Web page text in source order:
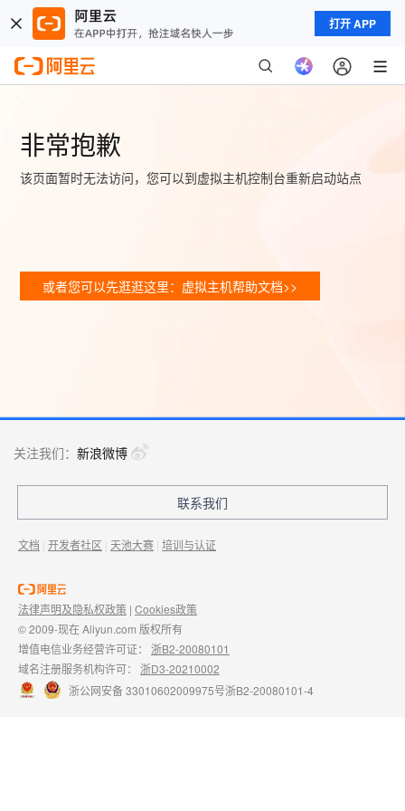
打开 APP
非常抱歉
该页面暂时无法访问，您可以到虚拟主机控制台重新启动站点
或者您可以先逛逛这里：虚拟主机帮助文档>>